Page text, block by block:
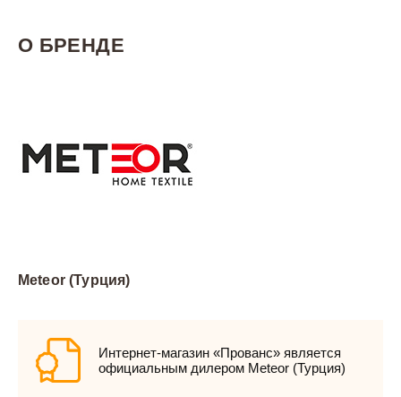
О БРЕНДЕ
Meteor (Турция)
Интернет-магазин «Прованс» является
официальным дилером Meteor (Турция)